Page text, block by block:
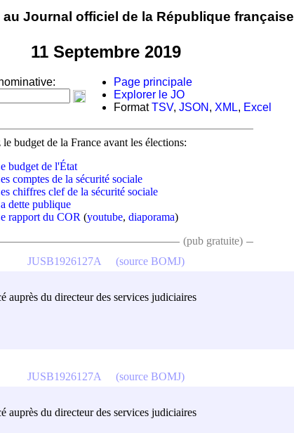
Journal officiel de la République française
11 Septembre 2019
Page principale
Explorer le JO
FormatTSV, JSON , XML, Excel
le budget de la France avant les élections:
budget de l'État
comptes de la sécurité sociale
chiffres clef de la sécurité sociale
dette publique
rapport du COR (youtube, diaporama)
(pub gratuite)
auprès du directeur des services judiciaires
JUSB1926127A (source BOMJ)
auprès du directeur des services judiciaires
JUSB1926127A (source BOMJ)